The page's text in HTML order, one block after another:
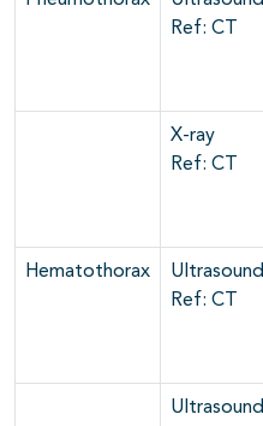
Ref: CT
X-ray
Ref: CT
Hematothorax
Ultrasound
Ref: CT
Ultrasound